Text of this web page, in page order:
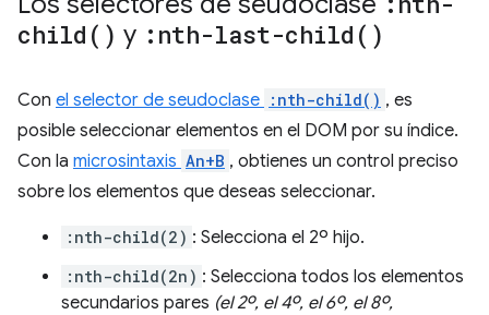
child( ) y : nth-last-child( )
Con el selector de seudoclase :nth-child() , es
posible seleccionar elementos en el DOM por su índice.
Con la microsintaxis An+B , obtienes un control preciso
sobre los elementos que deseas seleccionar.
:nth-child(2) : Selecciona el 2º hijo.
:nth-child(2n) : Selecciona todos los elementos
secundarios pares (el 2º, el 4º, el 6º, el 8º,